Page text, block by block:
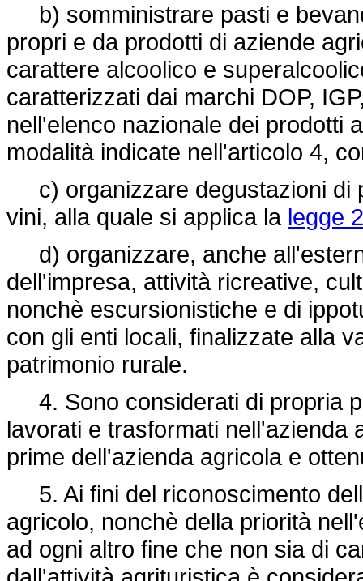
b) somministrare pasti e
propri e da prodotti di aziende
carattere alcoolico e
caratterizzati dai marchi DOP,
nell'elenco nazionale dei prodotti
modalità indicate nell'articolo 4,
c) organizzare degustazioni di
vini, alla quale si applica la legge
d) organizzare, anche
dell'impresa, attività ricreative,
nonchè escursionistiche e di
con gli enti locali, finalizzate alla
patrimonio rurale.
4. Sono considerati di propria
lavorati e trasformati nell'azienda
prime dell'azienda agricola e
5. Ai fini del riconoscimento
agricolo, nonchè della priorità
ad ogni altro fine che non sia di